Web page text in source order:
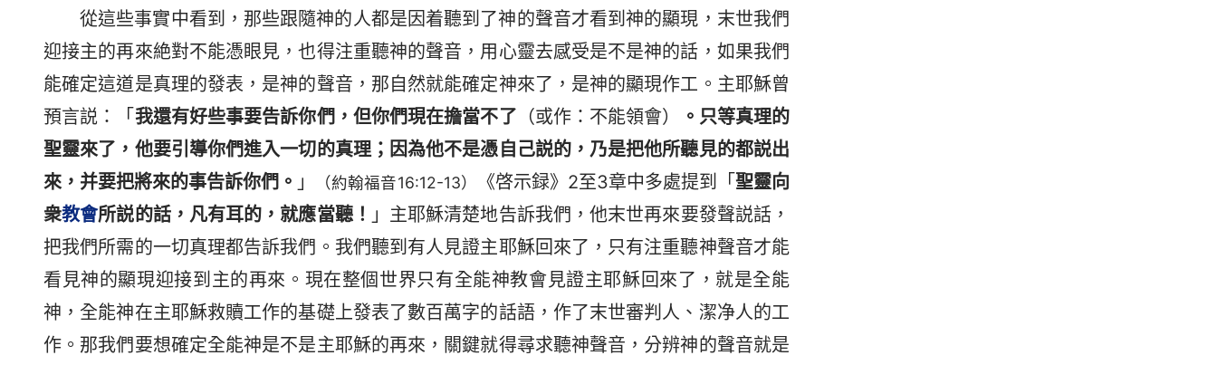
從這些事實中看到，那些跟隨神的人都是因着聽到了神的聲音才看到神的顯現，末世我們
迎接主的再來絶對不能憑眼見，也得注重聽神的聲音，用心靈去感受是不是神的話，如果我們
能確定這道是真理的發表，是神的聲音，那自然就能確定神來了，是神的顯現作工。主耶穌曾
預言説：「 我還有好些事要告訴你們，但你們現在擔當不了 （或作：不能領會）
。只等真理的
聖靈來了，他要引導你們進入一切的真理；因為他不是憑自己説的，乃是把他所聽見的都説出
來，并要把將來的事告訴你們。 」 （約翰福音16:12-13） 《啓示録》2至3章中多處提到「 聖靈向
衆教會所説的話，凡有耳的，就應當聽！ 」主耶穌清楚地告訴我們，他末世再來要發聲説話，
把我們所需的一切真理都告訴我們。我們聽到有人見證主耶穌回來了，只有注重聽神聲音才能
看見神的顯現迎接到主的再來。現在整個世界只有全能神教會見證主耶穌回來了，就是全能
神，全能神在主耶穌救贖工作的基礎上發表了數百萬字的話語，作了末世審判人、潔净人的工
作。那我們要想確定全能神是不是主耶穌的再來，關鍵就得尋求聽神聲音，分辨神的聲音就是